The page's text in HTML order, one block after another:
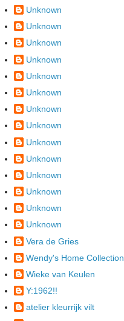
Unknown
Unknown
Unknown
Unknown
Unknown
Unknown
Unknown
Unknown
Unknown
Unknown
Unknown
Unknown
Unknown
Unknown
Vera de Gries
Wendy's Home Collection
Wieke van Keulen
Y:1962!!
atelier kleurrijk vilt